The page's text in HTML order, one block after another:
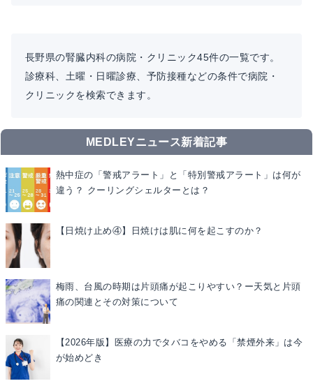
長野県の腎臓内科の病院・クリニック45件の一覧です。
診療科、土曜・日曜診療、予防接種などの条件で病院・
クリニックを検索できます。
MEDLEYニュース新着記事
熱中症の「警戒アラート」と「特別警戒アラート」は何が
違う？ クーリングシェルターとは？
【日焼け止め④】日焼けは肌に何を起こすのか？
梅雨、台風の時期は片頭痛が起こりやすい？ー天気と片頭
痛の関連とその対策について
【2026年版】医療の力でタバコをやめる「禁煙外来」は今
が始めどき